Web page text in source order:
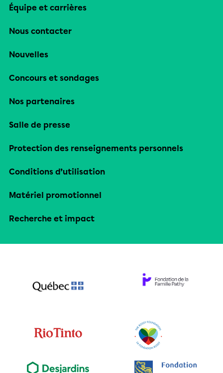
Équipe et carrières
Nous contacter
Nouvelles
Concours et sondages
Nos partenaires
Salle de presse
Protection des renseignements personnels
Conditions d’utilisation
Matériel promotionnel
Recherche et impact